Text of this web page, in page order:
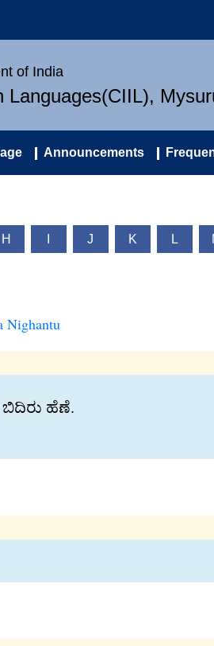
of India
Languages(CIIL),
Announcements
H J K L
Nighantu
ಬಿದಿರು ಹೆಣೆ.